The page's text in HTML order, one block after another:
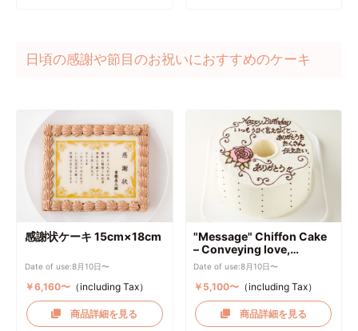
日頃の感謝や節目のお祝いにおすすめのケーキ
感謝状ケーキ 15cm×18cm
Date of use:8月10日〜
￥6,160〜（including Tax）
商品詳細を見る
"Message" Chiffon Cake
– Conveying love,
gratitude, thanks, and
heartfelt sentiments
(17cm diameter)
Date of use:8月10日〜
￥5,100〜 （including Tax）
商品詳細を見る